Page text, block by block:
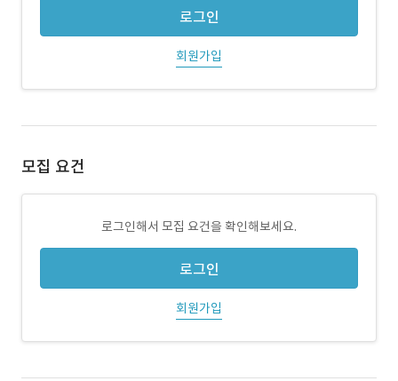
로그인
회원가입
모집 요건
로그인해서 모집 요건을 확인해보세요.
로그인
회원가입